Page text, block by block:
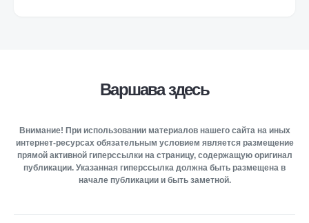
Варшава здесь
Внимание! При использовании материалов нашего сайта на иных
интернет-ресурсах обязательным условием является размещение
прямой активной гиперссылки на страницу, содержащую оригинал
публикации. Указанная гиперссылка должна быть размещена в
начале публикации и быть заметной.